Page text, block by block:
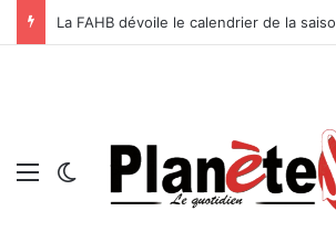
La FAHB dévoile le calendrier de la
Menu Switch skin